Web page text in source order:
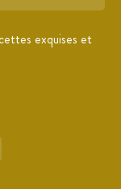
exquises et